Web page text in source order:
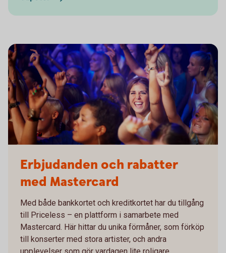
Erbjudanden och rabatter
med Mastercard
Med både bankkortet och kreditkortet har du tillgång
till Priceless – en plattform i samarbete med
Mastercard. Här hittar du unika förmåner, som förköp
till konserter med stora artister, och andra